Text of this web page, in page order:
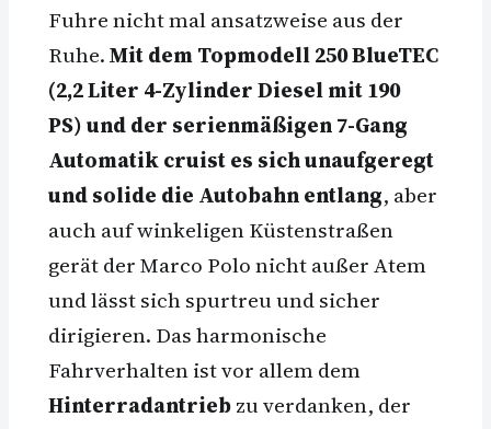
Fuhre nicht mal ansatzweise aus der
Ruhe.Mit dem Topmodell 250 BlueTEC
(2,2 Liter 4-Zylinder Diesel mit 190
PS) und der serienmäßigen 7-Gang
Automatik cruist es sich unaufgeregt
und solide die Autobahn entlang, aber
auch auf winkeligen Küstenstraßen
gerät der Marco Polo nicht außer Atem
und lässt sich spurtreu und sicher
dirigieren. Das harmonische
Fahrverhalten ist vor allem dem
Hinterradantriebzu verdanken, der